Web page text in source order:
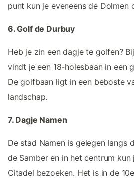
punt kun je eveneens de Dolmen
6. Golf de Durbuy
Heb je zin een dagje te golfen?
vindt je een 18-holesbaan in een
De golfbaan ligt in een beboste
landschap.
7. Dagje Namen
De stad Namen is gelegen langs
de Samber en in het centrum
Citadel bezoeken. Het is in de